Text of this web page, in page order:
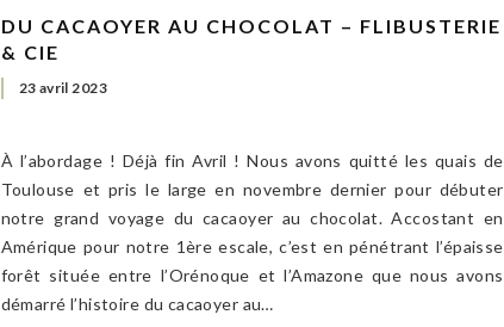
DU CACAOYER AU CHOCOLAT – FLIBUSTERIE
& CIE
23 avril 2023
À l’abordage ! Déjà fin Avril ! Nous avons quitté les quais de
Toulouse et pris le large en novembre dernier pour débuter
notre grand voyage du cacaoyer au chocolat. Accostant en
Amérique pour notre 1ère escale, c’est en pénétrant l’épaisse
forêt située entre l’Orénoque et l’Amazone que nous avons
démarré l’histoire du cacaoyer au…